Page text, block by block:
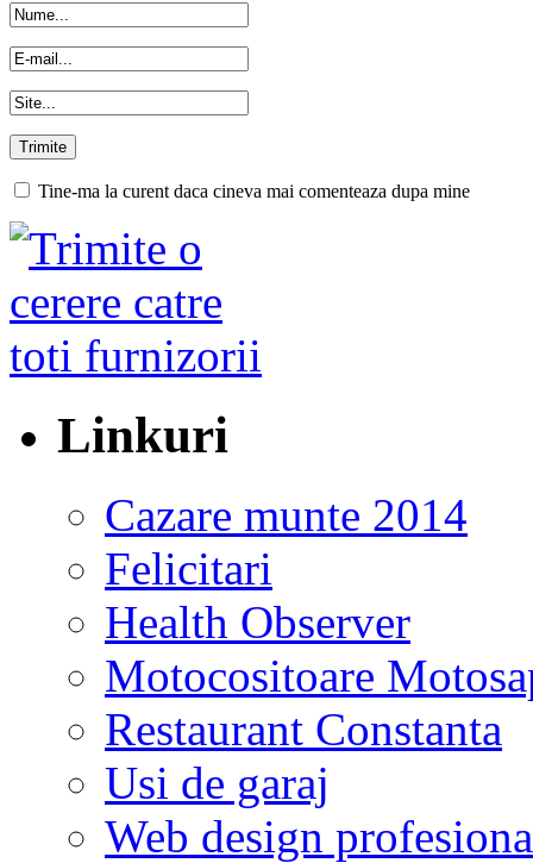
Tine-ma la curent daca cineva mai comenteaza dupa mine
Linkuri
Cazare munte 2014
Felicitari
Health Observer
Motocositoare
Restaurant Constanta
Usi de garaj
Web design